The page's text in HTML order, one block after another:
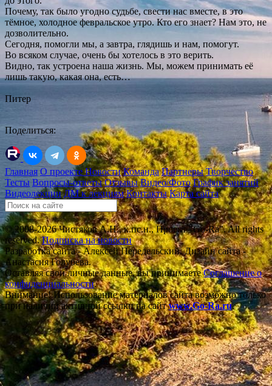
Почему, так было угодно судьбе, свести нас вместе, в это
тёмное, холодное февральское утро. Кто его знает? Нам это, не
дозволительно.
Сегодня, помогли мы, а завтра, глядишь и нам, помогут.
Во всяком случае, очень бы хотелось в это верить.
Видно, так устроена наша жизнь. Мы, можем принимать её
лишь такую, какая она, есть…
Питер
Поделиться:
Главная О проектеНовости Команда Партнеры Творчество
Тесты Вопросы-ответы Отзывы Видео/Фото График занятий
Видеолекции ДМ к лекциям Контакты Карта сайта
© 2008-2026 Чистяков А.Н., к.пс.н., Проект "Go-Ra". All rights
reserved.Подписка на новости
Разработка сайта - Алексей Передельский. Дизайн сайта -
Анастасия Голубева.
Оставляя свои личные данные, вы принимаетеСоглашение о
конфиденциальности.
Внимание! Использование материалов сайта возможно только
при наличии активной ссылки на сайтwww.Go-Ra.ru.